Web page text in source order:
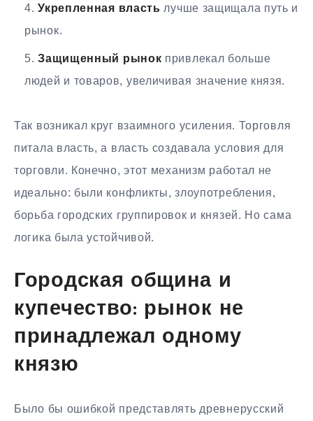
Укрепленная власть лучше защищала путь и
рынок.
Защищенный рынок привлекал больше
людей и товаров, увеличивая значение князя.
Так возникал круг взаимного усиления. Торговля
питала власть, а власть создавала условия для
торговли. Конечно, этот механизм работал не
идеально: были конфликты, злоупотребления,
борьба городских группировок и князей. Но сама
логика была устойчивой.
Городская община и
купечество: рынок не
принадлежал одному
князю
Было бы ошибкой представлять древнерусский